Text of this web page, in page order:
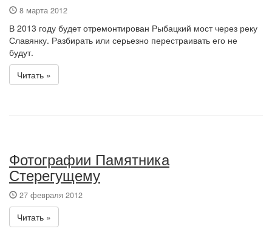
8 марта 2012
В 2013 году будет отремонтирован Рыбацкий мост через реку
Славянку. Разбирать или серьезно перестраивать его не
будут.
Читать »
Фотографии Памятника
Стерегущему
27 февраля 2012
Читать »